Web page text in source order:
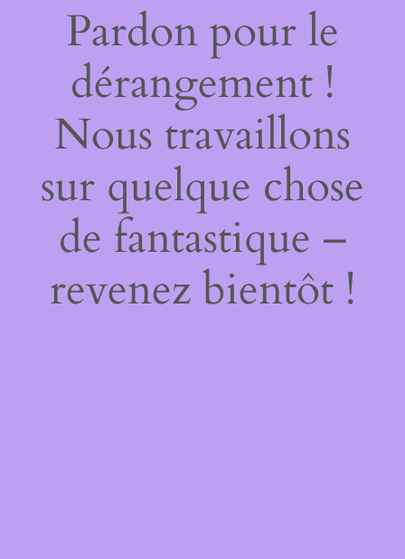
Pardon pour le
dérangement !
Nous travaillons
sur quelque chose
de fantastique –
revenez bientôt !